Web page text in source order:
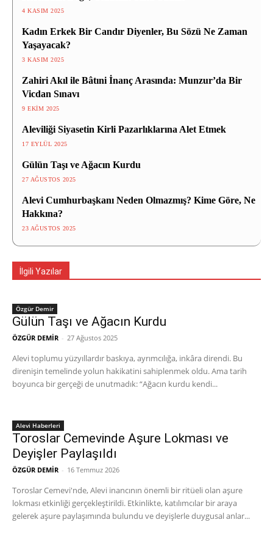
4 KASIM 2025
Kadın Erkek Bir Candır Diyenler, Bu Sözü Ne Zaman
Yaşayacak?
3 KASIM 2025
Zahiri Akıl ile Bâtıni İnanç Arasında: Munzur’da Bir
Vicdan Sınavı
9 EKIM 2025
Aleviliği Siyasetin Kirli Pazarlıklarına Alet Etmek
17 EYLÜL 2025
Gülün Taşı ve Ağacın Kurdu
27 AĞUSTOS 2025
Alevi Cumhurbaşkanı Neden Olmazmış? Kime Göre, Ne
Hakkına?
23 AĞUSTOS 2025
İlgili Yazılar
Özgür Demir
Gülün Taşı ve Ağacın Kurdu
ÖZGÜR DEMİR - 27 Ağustos 2025
Alevi toplumu yüzyıllardır baskıya, ayrımcılığa, inkâra direndi. Bu
direnişin temelinde yolun hakikatini sahiplenmek oldu. Ama tarih
boyunca bir gerçeği de unutmadık: “Ağacın kurdu kendi...
Alevi Haberleri
Toroslar Cemevinde Aşure Lokması ve
Deyişler Paylaşıldı
ÖZGÜR DEMİR - 16 Temmuz 2026
Toroslar Cemevi'nde, Alevi inancının önemli bir ritüeli olan aşure
lokması etkinliği gerçekleştirildi. Etkinlikte, katılımcılar bir araya
gelerek aşure paylaşımında bulundu ve deyişlerle duygusal anlar...